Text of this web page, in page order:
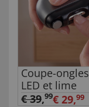
Coupe-
LED et lime
€ 39,99€ 29,99